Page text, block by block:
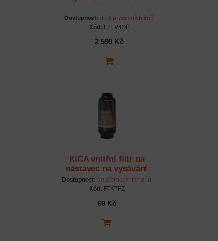
Dostupnost: do 2 pracovních dnů
Kód: FTEV4SE
2 590 Kč
KiCA vnitřní filtr na
nástavec na vysávání
Dostupnost: do 2 pracovních dnů
Kód: FTKTFZ
69 Kč